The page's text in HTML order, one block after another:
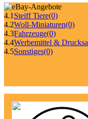
4.1 Steiff Tiere(0)
4.2Woll-Miniaturen(0)
4.3Fahrzeuge(0)
4.4Werbemittel &
4.5Sonstiges(0)